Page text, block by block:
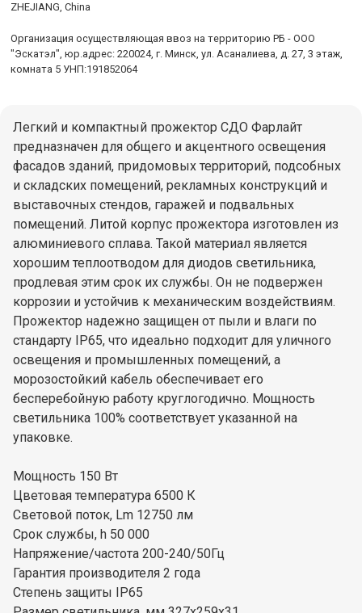
ZHEJIANG, China
Организация осуществляющая ввоз на территорию РБ - ООО
"Эскатэл", юр.адрес: 220024, г. Минск, ул. Асаналиева, д. 27, 3 этаж,
комната 5 УНП:191852064
Легкий и компактный прожектор СДО Фарлайт
предназначен для общего и акцентного освещения
фасадов зданий, придомовых территорий, подсобных
и складских помещений, рекламных конструкций и
выставочных стендов, гаражей и подвальных
помещений. Литой корпус прожектора изготовлен из
алюминиевого сплава. Такой материал является
хорошим теплоотводом для диодов светильника,
продлевая этим срок их службы. Он не подвержен
коррозии и устойчив к механическим воздействиям.
Прожектор надежно защищен от пыли и влаги по
стандарту IP65, что идеально подходит для уличного
освещения и промышленных помещений, а
морозостойкий кабель обеспечивает его
бесперебойную работу круглогодично. Мощность
светильника 100% соответствует указанной на
упаковке.
Мощность 150 Вт
Цветовая температура 6500 К
Световой поток, Lm 12750 лм
Cрок службы, h 50 000
Напряжение/частота 200-240/50Гц
Гарантия производителя 2 года
Степень защиты IP65